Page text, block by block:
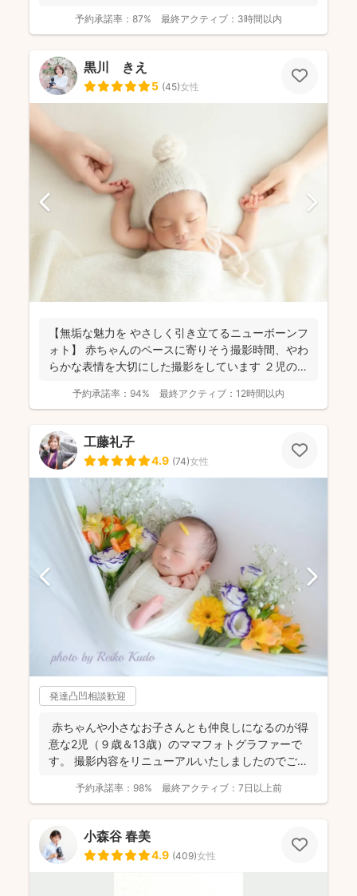
予約承諾率： 87% 最終アクティブ： 3時間以内
黒川 きえ
5 (45)女性
【無垢な魅力を やさしく引き立てるニューボーンフ
ォト】 赤ちゃんのペースに寄りそう撮影時間、やわ
らかな表情を大切にした撮影をしています ２児の母
予約承諾率： 94% 最終アクティブ： 12時間以内
工藤礼子
4.9 (74)女性
発達凸凹相談歓迎
赤ちゃんや小さなお子さんとも仲良しになるのが得
意な2児（９歳＆13歳）のママフォトグラファーで
す。 撮影内容をリニューアルいたしましたのでご案
予約承諾率： 98% 最終アクティブ： 7日以上前
小森谷 春美
4.9 (409)女性